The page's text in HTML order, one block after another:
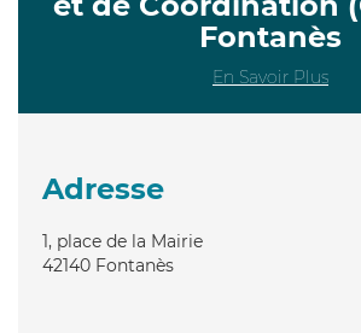
Fontanès
En Savoir Plus
Adresse
1, place de la Mairie
42140 Fontanès